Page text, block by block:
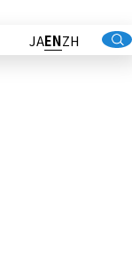
JAENZH